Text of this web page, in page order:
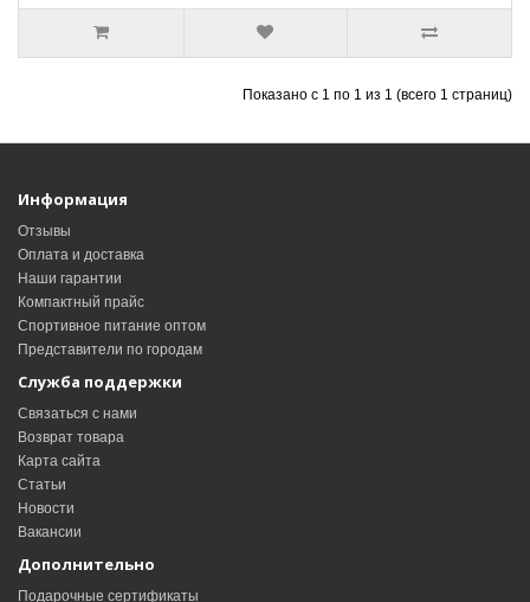
Показано с 1 по 1 из 1 (всего 1 страниц)
Информация
Отзывы
Оплата и доставка
Наши гарантии
Компактный прайс
Спортивное питание оптом
Представители по городам
Служба поддержки
Связаться с нами
Возврат товара
Карта сайта
Статьи
Новости
Вакансии
Дополнительно
Подарочные сертификаты